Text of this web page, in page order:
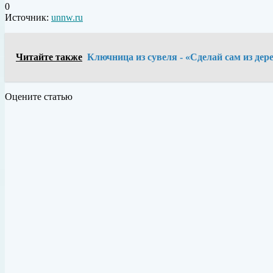
0
Источник: unnw.ru
Читайте также Ключница из сувеля - «Сделай сам из
Оцените статью